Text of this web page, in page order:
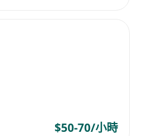
$50-70/小時